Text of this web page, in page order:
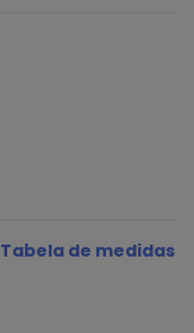
Tabela de medidas